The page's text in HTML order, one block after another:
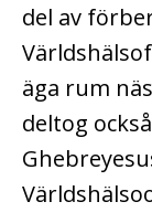
del av
äga rum
deltog